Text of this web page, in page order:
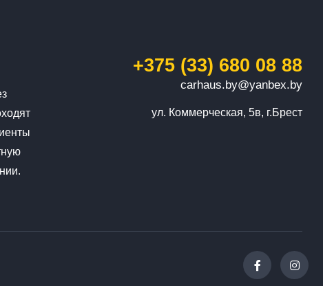
+375 (33) 680 08 88
carhaus.by@yanbex.by
ул. Коммерческая, 5в, г.Брест